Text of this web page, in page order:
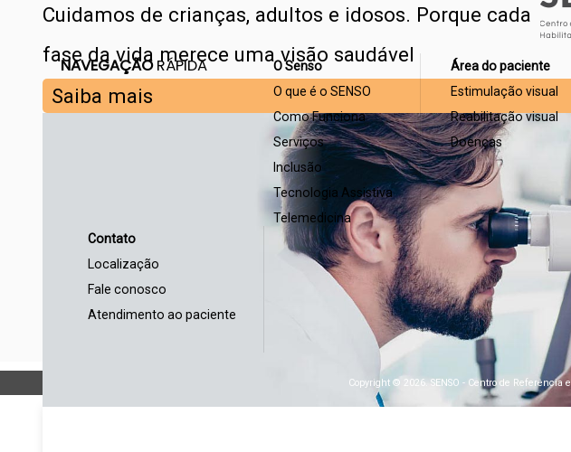
Cuidamos de crianças, adultos e idosos. Porque cada
fase da vida merece uma visão saudável
Saiba mais
NAVEGAÇÃORÁPIDA
O Senso
O que é o SENSO
Como Funciona
Serviços
Inclusão
Tecnologia Assistiva
Telemedicina
Área do paciente
Estimulação visual
Reabilitação visual
Doenças
Contato
Localização
Fale conosco
Atendimento ao paciente
Copyright © 2026. SENSO - Centro de